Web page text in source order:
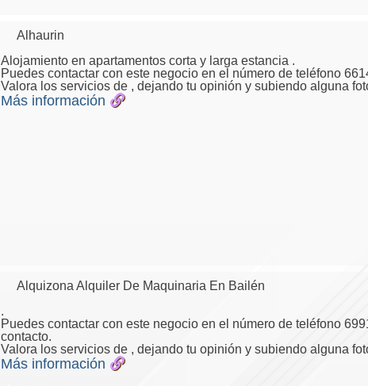
Alhaurin
Alojamiento en apartamentos corta y larga estancia .
Puedes contactar con este negocio en el número de teléfono
Valora los servicios de , dejando tu opinión y subiendo alguna
Más información
Alquizona Alquiler De Maquinaria En Bailén
.
Puedes contactar con este negocio en el número de teléfono
contacto.
Valora los servicios de , dejando tu opinión y subiendo alguna
Más información